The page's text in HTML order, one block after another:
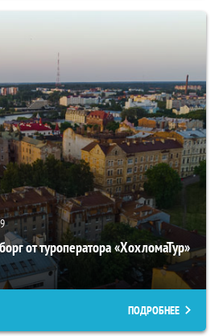
9
от туроператора «ХохломаТур»
ПОДРОБНЕЕ